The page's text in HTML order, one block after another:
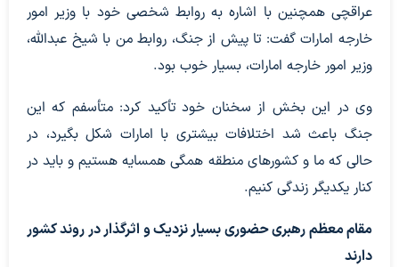
عراقچی همچنین با اشاره به روابط شخصی خود با وزیر امور
خارجه امارات گفت: تا پیش از جنگ، روابط من با شیخ عبدالله،
وزیر امور خارجه امارات، بسیار خوب بود.
وی در این بخش از سخنان خود تأکید کرد: متأسفم که این
جنگ باعث شد اختلافات بیشتری با امارات شکل بگیرد، در
حالی که ما و کشورهای منطقه همگی همسایه هستیم و باید در
کنار یکدیگر زندگی کنیم.
مقام معظم رهبری حضوری بسیار نزدیک و اثرگذار در روند کشور
دارند